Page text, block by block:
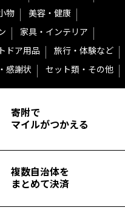
物
美容・健康
家具・インテリア
ドア用品
旅行・体験など
感謝状
セット類・その他
寄附で
マイルがつかえる
複数自治体を
まとめて決済